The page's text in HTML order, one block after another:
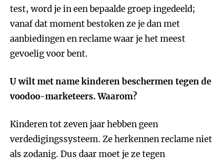
test, word je in een bepaalde groep ingedeeld;
vanaf dat moment bestoken ze je dan met
aanbiedingen en reclame waar je het meest
gevoelig voor bent.
U wilt met name kinderen beschermen tegen de
voodoo-marketeers. Waarom?
Kinderen tot zeven jaar hebben geen
verdedigingssysteem. Ze herkennen reclame niet
als zodanig. Dus daar moet je ze tegen